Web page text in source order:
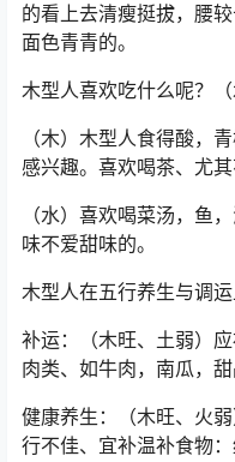
的看上去清瘦挺拔，腰
面色青青的。
木型人喜欢吃什么呢？
（木）木型人食得酸，
感兴趣。喜欢喝茶、尤
（水）喜欢喝菜汤，鱼
味不爱甜味的。
木型人在五行养生与调运
补运：（木旺、土弱）
肉类、如牛肉，南瓜，
健康养生：（木旺、火
行不佳、宜补温补食物